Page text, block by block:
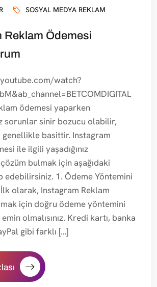
SOSYAL MEDYA REKLAM
Reklam Ödemesi
watch?
ödemesi yaparken
sorunlar sinir bozucu olabilir,
genellikle basittir. Instagram
ile ilgili yaşadığınız
bulmak için aşağıdaki
edebilirsiniz. 1. Ödeme Yöntemini
olarak, Instagram Reklam
için doğru ödeme yöntemini
olmalısınız. Kredi kartı, banka
gibi farklı […]